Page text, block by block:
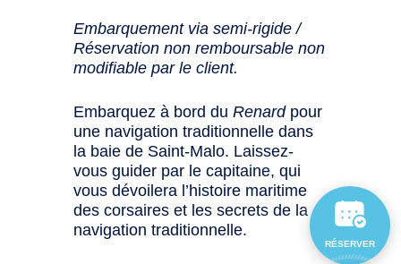
Embarquement via semi-rigide /
Réservation non remboursable non
modifiable par le client.
Embarquez à bord duRenardpour
une navigation traditionnelle dans
la baie de Saint-Malo. Laissez-
vous guider par le capitaine, qui
vous dévoilera l’histoire maritime
des corsaires et les secrets de la
navigation traditionnelle.
RÉSERVER